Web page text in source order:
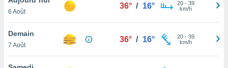
et
»,
au
vous
6 Août
36° / 16° 20- 39
km/h
Demain
7 Août
36° / 16° 20- 39
km/h